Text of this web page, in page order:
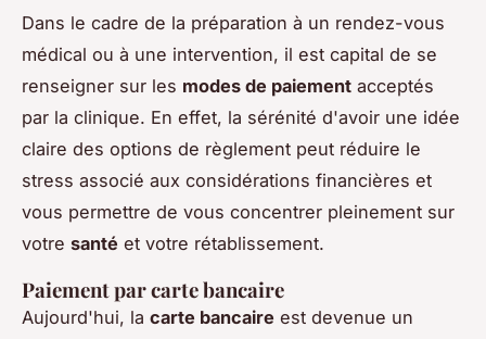
Dans le cadre de la préparation à un rendez-vous
médical ou à une intervention, il est capital de se
renseigner sur les modes de paiement acceptés
par la clinique. En effet, la sérénité d'avoir une idée
claire des options de règlement peut réduire le
stress associé aux considérations financières et
vous permettre de vous concentrer pleinement sur
votre santé et votre rétablissement.
Paiement par carte bancaire
Aujourd'hui, la carte bancaire est devenue un